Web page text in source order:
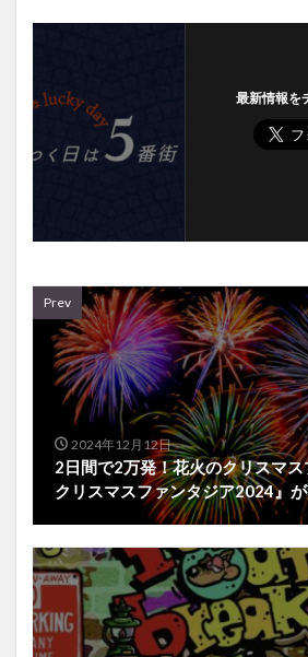
最新情報を
Prev
2024年12月12日
2日間で2万発！花火のクリスマ
クリスマスファンタジア2024』